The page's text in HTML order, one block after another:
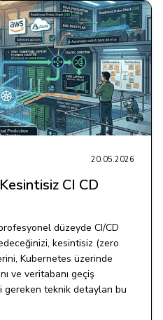
20.05.2026
CI CD
düzeyde CI/CD
kesintisiz (zero
Kubernetes üzerinde
ve veritabanı geçiş
teknik detayları bu